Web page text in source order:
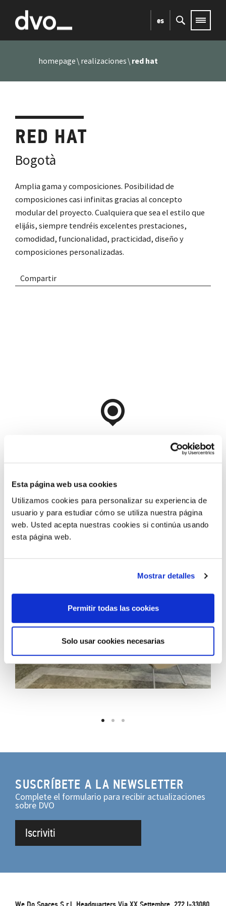
Esta página web usa cookies
Utilizamos cookies para personalizar su experiencia de
usuario y para estudiar cómo se utiliza nuestra página
web. Usted acepta nuestras cookies si continúa usando
esta página web.
Mostrar detalles
Permitir todas las cookies
Solo usar cookies necesarias
es
homepage realizaciones red hat
RED HAT
Bogotà
Amplia gama y composiciones. Posibilidad de
composiciones casi infinitas gracias al concepto
modular del proyecto. Cualquiera que sea el estilo que
elijáis, siempre tendréis excelentes prestaciones,
comodidad, funcionalidad, practicidad, diseño y
composiciones personalizadas.
Compartir
SUSCRÍBETE A LA NEWSLETTER
Complete el formulario para recibir actualizaciones
sobre DVO
Iscriviti